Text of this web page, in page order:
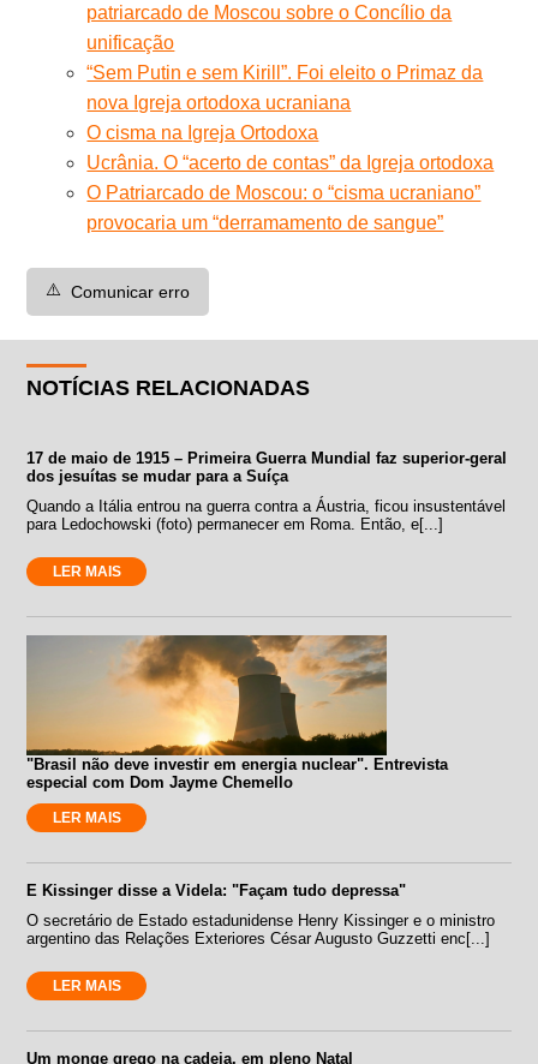
patriarcado de Moscou sobre o Concílio da
unificação
“Sem Putin e sem Kirill”. Foi eleito o Primaz da
nova Igreja ortodoxa ucraniana
O cisma na Igreja Ortodoxa
Ucrânia. O “acerto de contas” da Igreja ortodoxa
O Patriarcado de Moscou: o “cisma ucraniano”
provocaria um “derramamento de sangue”
⚠️ Comunicar erro
NOTÍCIAS RELACIONADAS
17 de maio de 1915 – Primeira Guerra Mundial faz superior-geral
dos jesuítas se mudar para a Suíça
Quando a Itália entrou na guerra contra a Áustria, ficou insustentável
para Ledochowski (foto) permanecer em Roma. Então, e[...]
LER MAIS
"Brasil não deve investir em energia nuclear". Entrevista
especial com Dom Jayme Chemello
LER MAIS
E Kissinger disse a Videla: "Façam tudo depressa"
O secretário de Estado estadunidense Henry Kissinger e o ministro
argentino das Relações Exteriores César Augusto Guzzetti enc[...]
LER MAIS
Um monge grego na cadeia, em pleno Natal